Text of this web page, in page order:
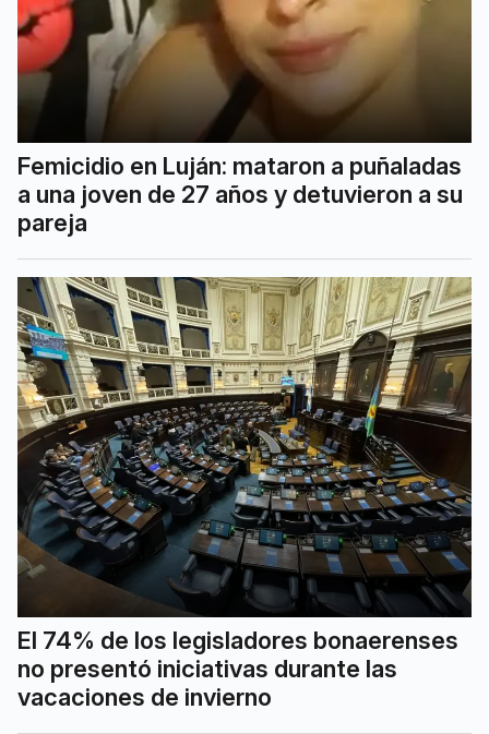
Femicidio en Luján: mataron a puñaladas
a una joven de 27 años y detuvieron a su
pareja
El 74% de los legisladores bonaerenses
no presentó iniciativas durante las
vacaciones de invierno